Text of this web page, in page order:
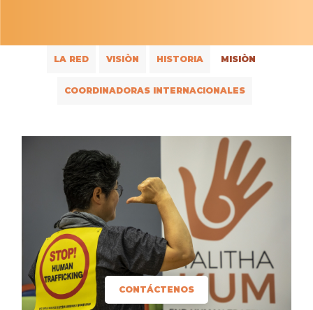
LA RED VISIÒN HISTORIA MISIÒN
COORDINADORAS INTERNACIONALES
CONTÁCTENOS